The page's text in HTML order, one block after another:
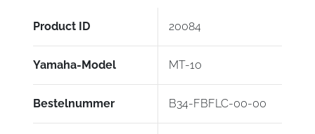
Product ID 20084
Yamaha-Model MT-10
Bestelnummer B34-FBFLC-00-00